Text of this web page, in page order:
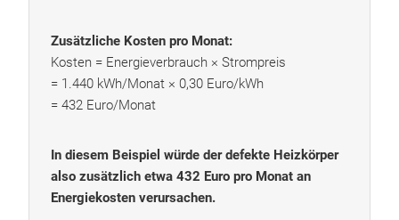
Zusätzliche Kosten pro Monat:
Kosten = Energieverbrauch × Strompreis
= 1.440 kWh/Monat × 0,30 Euro/kWh
= 432 Euro/Monat
In diesem Beispiel würde der defekte Heizkörper
also zusätzlich etwa 432 Euro pro Monat an
Energiekosten verursachen.